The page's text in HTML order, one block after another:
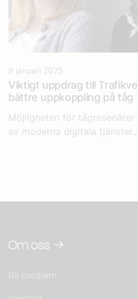
9 januari 2025
Viktigt uppdrag till
bättre uppkoppling på tåg
Möjligheten för tågresenärer
av moderna digitala tjänster...
Om oss
Bli medlem